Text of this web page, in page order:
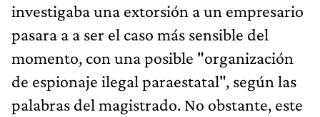
investigaba una extorsión a un empresario
pasara a a ser el caso más sensible del
momento, con una posible "organización
de espionaje ilegal paraestatal", según las
palabras del magistrado. No obstante, este